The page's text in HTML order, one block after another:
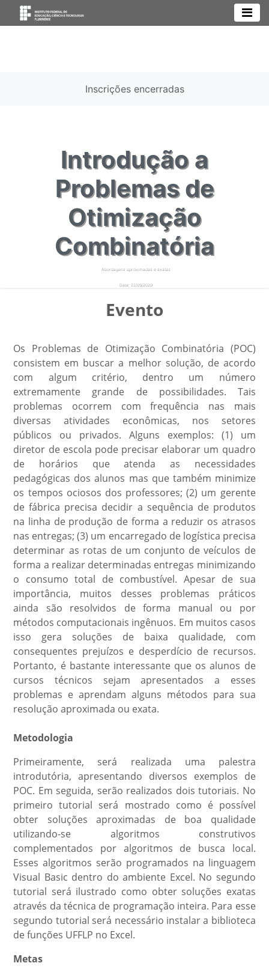
Inscrições encerradas
Introdução a
Problemas de
Otimização
Combinatória
Abordagens aproximadas e exatas
Data: 22/09/2020
Evento
Os Problemas de Otimização Combinatória (POC)
consistem em buscar a melhor solução, de acordo
com algum critério, dentro um número
extremamente grande de possibilidades. Tais
problemas ocorrem com frequência nas mais
diversas atividades econômicas, nos setores
públicos ou privados. Alguns exemplos: (1) um
diretor de escola pode precisar elaborar um quadro
de horários que atenda as necessidades
pedagógicas dos alunos mas que também minimize
os tempos ociosos dos professores; (2) um gerente
de fábrica precisa decidir a sequência de produtos
na linha de produção de forma a reduzir os atrasos
nas entregas; (3) um encarregado de logística precisa
determinar as rotas de um conjunto de veículos de
forma a realizar determinadas entregas minimizando
o consumo total de combustível. Apesar de sua
importância, muitos desses problemas práticos
ainda são resolvidos de forma manual ou por
métodos computacionais ingênuos. Em muitos casos
isso gera soluções de baixa qualidade, com
consequentes prejuízos e desperdício de recursos.
Portanto, é bastante interessante que os alunos de
cursos técnicos sejam apresentados a esses
problemas e aprendam alguns métodos para sua
resolução aproximada ou exata.
Metodologia
Primeiramente, será realizada uma palestra
introdutória, apresentando diversos exemplos de
POC. Em seguida, serão realizados dois tutoriais. No
primeiro tutorial será mostrado como é possível
obter soluções aproximadas de boa qualidade
utilizando-se algoritmos construtivos
complementados por algoritmos de busca local.
Esses algoritmos serão programados na linguagem
Visual Basic dentro do ambiente Excel. No segundo
tutorial será ilustrado como obter soluções exatas
através da técnica de programação inteira. Para esse
segundo tutorial será necessário instalar a biblioteca
de funções UFFLP no Excel.
Metas